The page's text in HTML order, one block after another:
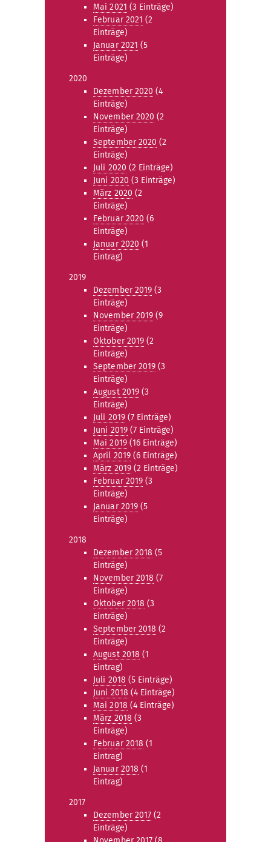
Mai 2021 (3 Einträge)
Februar 2021 (2
Einträge)
Januar 2021 (5
Einträge)
2020
Dezember 2020 (4
Einträge)
November 2020 (2
Einträge)
September 2020 (2
Einträge)
Juli 2020 (2 Einträge)
Juni 2020 (3 Einträge)
März 2020 (2
Einträge)
Februar 2020 (6
Einträge)
Januar 2020 (1
Eintrag)
2019
Dezember 2019 (3
Einträge)
November 2019 (9
Einträge)
Oktober 2019 (2
Einträge)
September 2019 (3
Einträge)
August 2019 (3
Einträge)
Juli 2019(7 Einträge)
Juni 2019(7 Einträge)
Mai 2019(16 Einträge)
April 2019 (6 Einträge)
März 2019(2 Einträge)
Februar 2019 (3
Einträge)
Januar 2019 (5
Einträge)
2018
Dezember 2018 (5
Einträge)
November 2018 (7
Einträge)
Oktober 2018 (3
Einträge)
September 2018 (2
Einträge)
August 2018 (1
Eintrag)
Juli 2018 (5 Einträge)
Juni 2018 (4 Einträge)
Mai 2018 (4 Einträge)
März 2018 (3
Einträge)
Februar 2018 (1
Eintrag)
Januar 2018 (1
Eintrag)
2017
Dezember 2017 (2
Einträge)